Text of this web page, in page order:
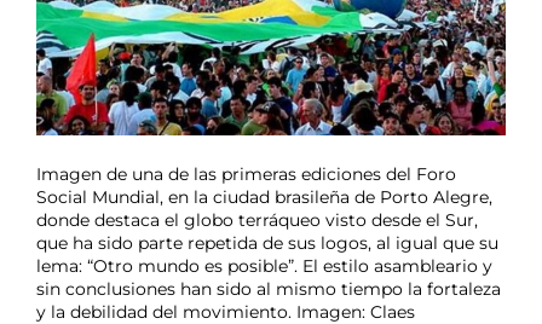
Imagen de una de las primeras ediciones del Foro
Social Mundial, en la ciudad brasileña de Porto Alegre,
donde destaca el globo terráqueo visto desde el Sur,
que ha sido parte repetida de sus logos, al igual que su
lema: “Otro mundo es posible”. El estilo asambleario y
sin conclusiones han sido al mismo tiempo la fortaleza
y la debilidad del movimiento. Imagen: Claes